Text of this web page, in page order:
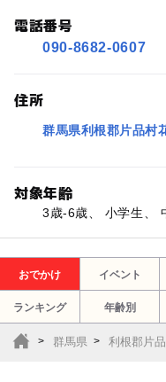
電話番号
090-8682-0607
住所
群馬県利根郡片品村
対象年齢
3歳-6歳、 小学生、
おでかけ イベント
ランキング 年齢別
群馬県 利根郡片